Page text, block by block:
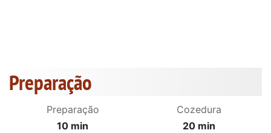
Preparação
Preparação
10 min
Cozedura
20 min